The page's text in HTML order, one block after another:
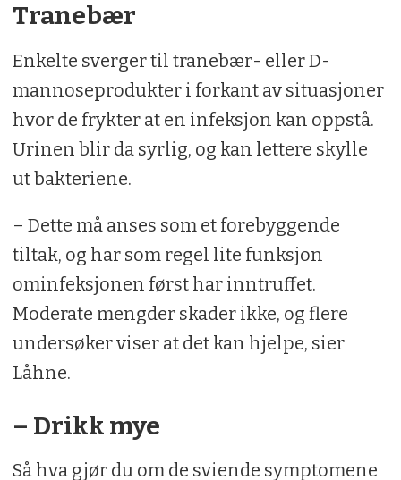
Tranebær
Enkelte sverger til tranebær- eller D-
mannoseprodukter i forkant av situasjoner
hvor de frykter at en infeksjon kan oppstå.
Urinen blir da syrlig, og kan lettere skylle
ut bakteriene.
– Dette må anses som et forebyggende
tiltak, og har som regel lite funksjon
ominfeksjonen først har inntruffet.
Moderate mengder skader ikke, og flere
undersøker viser at det kan hjelpe, sier
Låhne.
– Drikk mye
Så hva gjør du om de sviende symptomene